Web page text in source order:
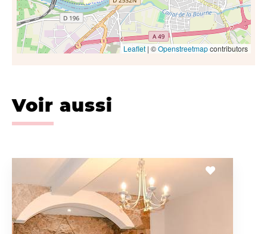
Leaflet| ©Openstreetmapcontributors
Voir aussi